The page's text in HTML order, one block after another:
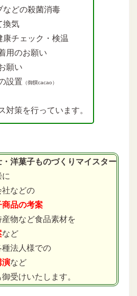
などの殺菌消毒
換気
チェック・検温
用のお願い
願い
設置 （御饌cacao）
対策を行っています。
洋菓子ものづくりマイスター
などの
品の考案
物など食品素材を
など
法人様での
演など
受けいたします。